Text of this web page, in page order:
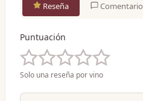
Reseña Comentario
Puntuación
Solo una reseña por vino